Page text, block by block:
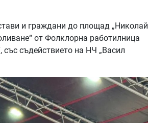
и граждани до площад „Николай
от Фолклорна работилница
със съдействието на НЧ „Васил